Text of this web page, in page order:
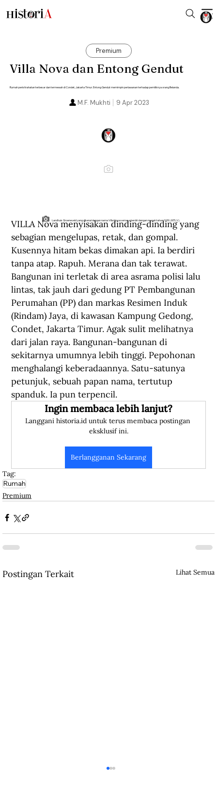
Premium
Villa Nova dan Entong Gendut
Rumah peristirahatan terbesar dan termewah di Condet, Jakarta Timur. Entong Gendut memimpin perlawanan terhadap pemiliknya orang Belanda.
9 Apr 2023
M.F. Mukhti
Landhuis Groeneveld yang dikenal dengan nama Villa Nova semasa berdiri dengan megah tahun 1930. (KITLV).
VILLA Nova menyisakan dinding-dinding yang
sebagian mengelupas, retak, dan gompal.
Kusennya hitam bekas dimakan api. Ia berdiri
tanpa atap. Rapuh. Merana dan tak terawat.
Bangunan ini terletak di area asrama polisi lalu
lintas, tak jauh dari gedung PT Pembangunan
Perumahan (PP) dan markas Resimen Induk
(Rindam) Jaya, di kawasan Kampung Gedong,
Condet, Jakarta Timur. Agak sulit melihatnya
dari jalan raya. Bangunan-bangunan di
sekitarnya umumnya lebih tinggi. Pepohonan
menghalangi keberadaannya. Satu-satunya
petunjuk, sebuah papan nama, tertutup
spanduk. Ia pun terpencil.
Ingin membaca lebih lanjut?
Langgani historia.id untuk terus membaca postingan
eksklusif ini.
Berlangganan Sekarang
Tag:
Rumah
Premium
Postingan Terkait Lihat Semua